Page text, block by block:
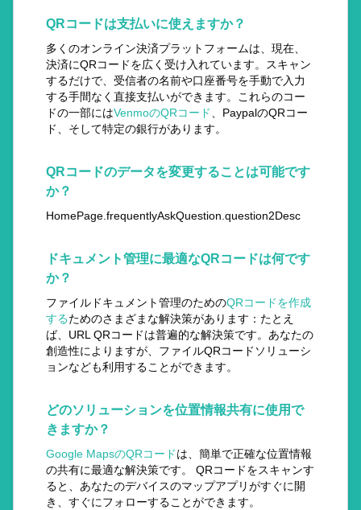
QRコードは支払いに使えますか？
多くのオンライン決済プラットフォームは、現在、
決済にQRコードを広く受け入れています。スキャン
するだけで、受信者の名前や口座番号を手動で入力
する手間なく直接支払いができます。これらのコー
ドの一部にはVenmoのQRコード
、PaypalのQRコー
ド、そして特定の銀行があります。
QRコードのデータを変更することは可能です
か？
HomePage.frequentlyAskQuestion.question2Desc
ドキュメント管理に最適なQRコードは何です
か？
ファイルドキュメント管理のためのQRコードを作成
するためのさまざまな解決策があります：たとえ
ば、URL QRコードは普遍的な解決策です。あなたの
創造性によりますが、ファイルQRコードソリューシ
ョンなども利用することができます。
どのソリューションを位置情報共有に使用で
きますか？
Google MapsのQRコードは、簡単で正確な位置情報
の共有に最適な解決策です。 QRコードをスキャンす
ると、あなたのデバイスのマップアプリがすぐに開
き、すぐにフォローすることができます。